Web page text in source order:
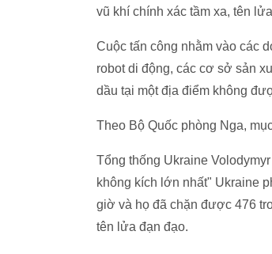
vũ khí chính xác tầm xa, tên
Cuộc tấn công nhằm vào các
robot di động, các cơ sở sản
dầu tại một địa điểm không
Theo Bộ Quốc phòng Nga,
Tổng thống Ukraine
không kích lớn nhất" Ukraine
giờ và họ đã chặn được 476
tên lửa đạn đạo.